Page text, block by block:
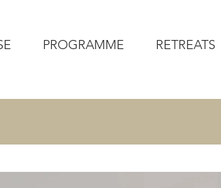
PROGRAMME RETREATS